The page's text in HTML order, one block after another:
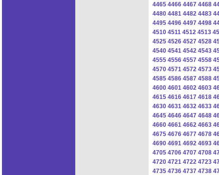
4465 4466 4467 4468
4480 4481 4482 4483
4495 4496 4497 4498
4510 4511 4512 4513
4525 4526 4527 4528
4540 4541 4542 4543
4555 4556 4557 4558
4570 4571 4572 4573
4585 4586 4587 4588
4600 4601 4602 4603
4615 4616 4617 4618
4630 4631 4632 4633
4645 4646 4647 4648
4660 4661 4662 4663
4675 4676 4677 4678
4690 4691 4692 4693
4705 4706 4707 4708
4720 4721 4722 4723
4735 4736 4737 4738